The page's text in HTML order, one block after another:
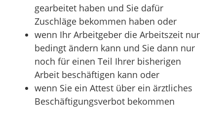
gearbeitet haben und Sie dafür
Zuschläge bekommen haben oder
wenn Ihr Arbeitgeber die Arbeitszeit nur
bedingt ändern kann und Sie dann nur
noch für einen Teil Ihrer bisherigen
Arbeit beschäftigen kann oder
wenn Sie ein Attest über ein ärztliches
Beschäftigungsverbot bekommen